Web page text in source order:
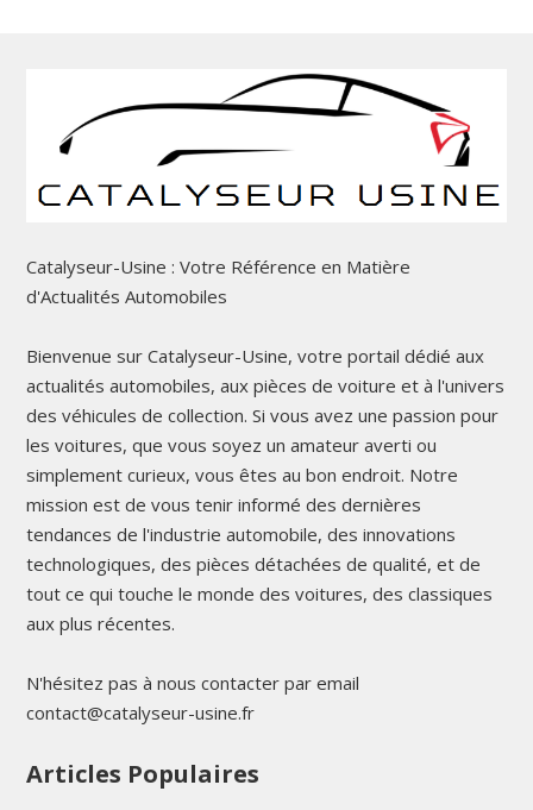
Catalyseur-Usine : Votre Référence en Matière
d'Actualités Automobiles
Bienvenue sur Catalyseur-Usine, votre portail dédié aux
actualités automobiles, aux pièces de voiture et à l'univers
des véhicules de collection. Si vous avez une passion pour
les voitures, que vous soyez un amateur averti ou
simplement curieux, vous êtes au bon endroit. Notre
mission est de vous tenir informé des dernières
tendances de l'industrie automobile, des innovations
technologiques, des pièces détachées de qualité, et de
tout ce qui touche le monde des voitures, des classiques
aux plus récentes.
N'hésitez pas à nous contacter par email
contact@catalyseur-usine.fr
Articles Populaires